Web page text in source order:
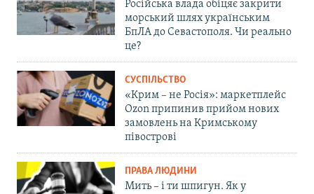
Російська влада обіцяє закрити
морський шлях українським
БпЛА до Севастополя. Чи реально
це?
СУСПІЛЬСТВО
«Крим – не Росія»: маркетплейс
Ozon припинив прийом нових
замовлень на Кримському
півострові
ПРАВА ЛЮДИНИ
Мить – і ти шпигун. Як у